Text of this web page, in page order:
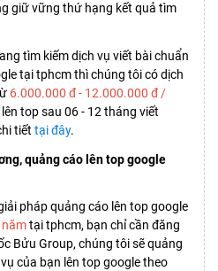
giữ vững thứ hạng kết quả tìm
tìm kiếm dịch vụ viết bài chuẩn
tại tphcm thì chúng tôi có dịch
6.000.000 đ - 12.000.000 đ /
top sau 06 - 12 tháng viết
tiết tại đây.
quảng cáo lên top google
pháp quảng cáo lên top google
tại tphcm, bạn chỉ cần đăng
Bửu Group, chúng tôi sẽ quảng
của bạn lên top google theo